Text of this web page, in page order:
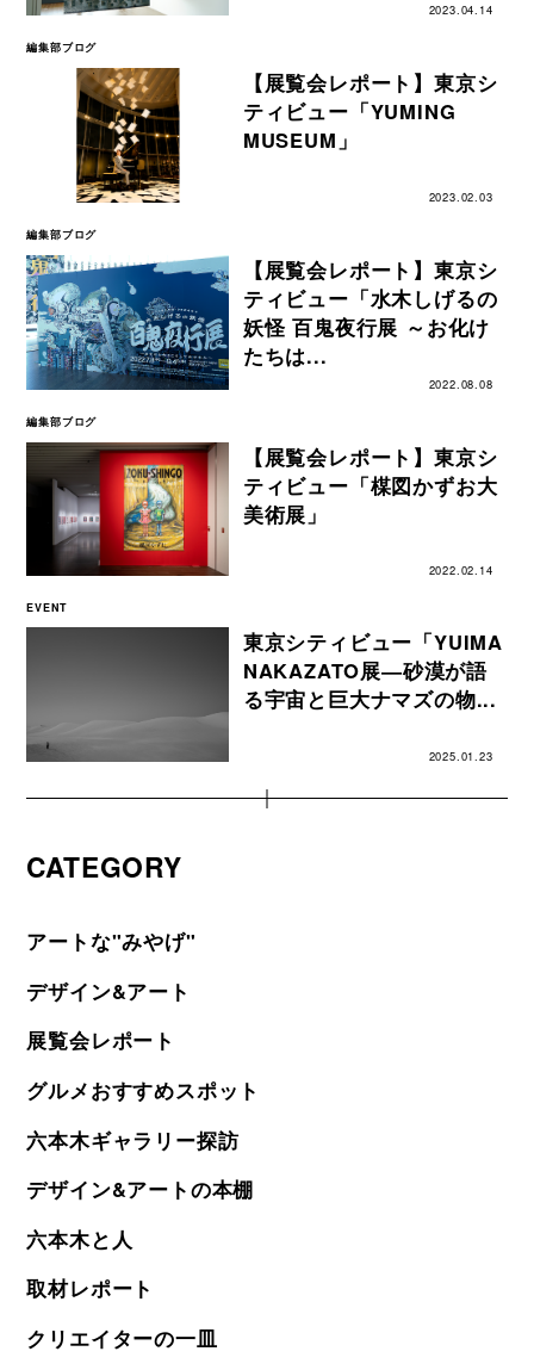
EVENT
東京シティビュー「YUIMA
NAKAZATO展―砂漠が語
る宇宙と巨大ナマズの物...
2025.01.23
2023.04.14
編集部ブログ
【展覧会レポート】東京シ
ティビュー「YUMING
MUSEUM」
2023.02.03
編集部ブログ
【展覧会レポート】東京シ
ティビュー「水木しげるの
妖怪 百鬼夜行展 ～お化け
たちは...
2022.08.08
編集部ブログ
【展覧会レポート】東京シ
ティビュー「楳図かずお大
美術展」
2022.02.14
CATEGORY
アートな"みやげ"
デザイン&アート
展覧会レポート
グルメおすすめスポット
六本木ギャラリー探訪
デザイン&アートの本棚
六本木と人
取材レポート
クリエイターの一皿